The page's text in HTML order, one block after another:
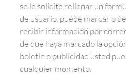
se le solicite rellenar un
de usuario, puede marcar o
recibir información por
de que haya marcado la
boletín o publicidad usted
cualquier momento.